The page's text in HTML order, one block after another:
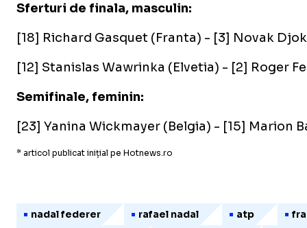
Sferturi de finala, masculin:
[18] Richard Gasquet (Franta) - [3] Novak
[12] Stanislas Wawrinka (Elvetia) - [2] Roger
Semifinale, feminin:
[23] Yanina Wickmayer (Belgia) - [15] Marion
* articol publicat inițial pe Hotnews.ro
nadal federer rafael nadal atp